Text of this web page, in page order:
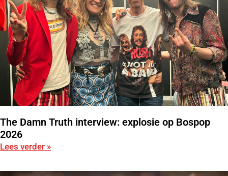
The Damn Truth interview: explosie op Bospop
2026
Lees verder »